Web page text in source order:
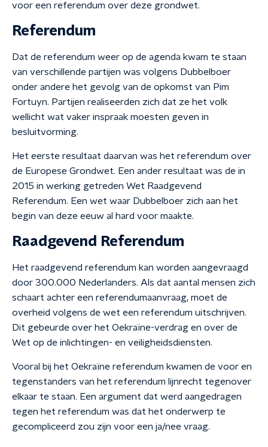
voor een referendum over deze grondwet.
Referendum
Dat de referendum weer op de agenda kwam te staan
van verschillende partijen was volgens Dubbelboer
onder andere het gevolg van de opkomst van Pim
Fortuyn. Partijen realiseerden zich dat ze het volk
wellicht wat vaker inspraak moesten geven in
besluitvorming.
Het eerste resultaat daarvan was het referendum over
de Europese Grondwet. Een ander resultaat was de in
2015 in werking getreden Wet Raadgevend
Referendum. Een wet waar Dubbelboer zich aan het
begin van deze eeuw al hard voor maakte.
Raadgevend Referendum
Het raadgevend referendum kan worden aangevraagd
door 300.000 Nederlanders. Als dat aantal mensen zich
schaart achter een referendumaanvraag, moet de
overheid volgens de wet een referendum uitschrijven.
Dit gebeurde over het Oekraïne-verdrag en over de
Wet op de inlichtingen- en veiligheidsdiensten.
Vooral bij het Oekraïne referendum kwamen de voor en
tegenstanders van het referendum lijnrecht tegenover
elkaar te staan. Een argument dat werd aangedragen
tegen het referendum was dat het onderwerp te
gecompliceerd zou zijn voor een ja/nee vraag.